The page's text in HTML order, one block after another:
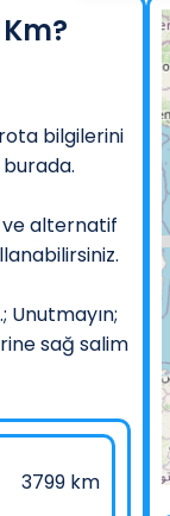
bilgilerini
burada.
ve alternatif
sağ salim
3799 km